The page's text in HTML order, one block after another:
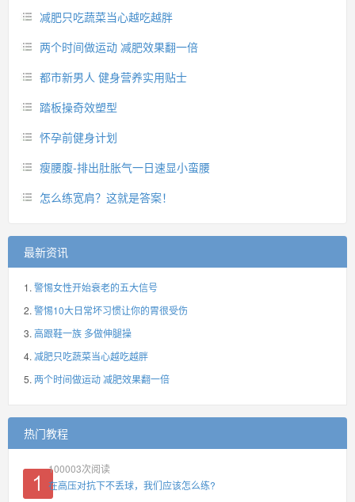
减肥只吃蔬菜当心越吃越胖
两个时间做运动 减肥效果翻一倍
都市新男人 健身营养实用贴士
踏板操奇效塑型
怀孕前健身计划
瘦腰腹-排出肚胀气一日速显小蛮腰
怎么练宽肩？这就是答案！
最新资讯
警惕女性开始衰老的五大信号
警惕10大日常坏习惯让你的胃很受伤
高跟鞋一族 多做伸腿操
减肥只吃蔬菜当心越吃越胖
两个时间做运动 减肥效果翻一倍
热门教程
100003次阅读
在高压对抗下不丢球，我们应该怎么练?